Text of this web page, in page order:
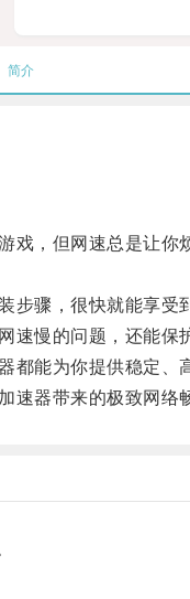
简介
，但网速总是让你
骤，很快就能享受
慢的问题，还能保
能为你提供稳定、
器带来的极致网络